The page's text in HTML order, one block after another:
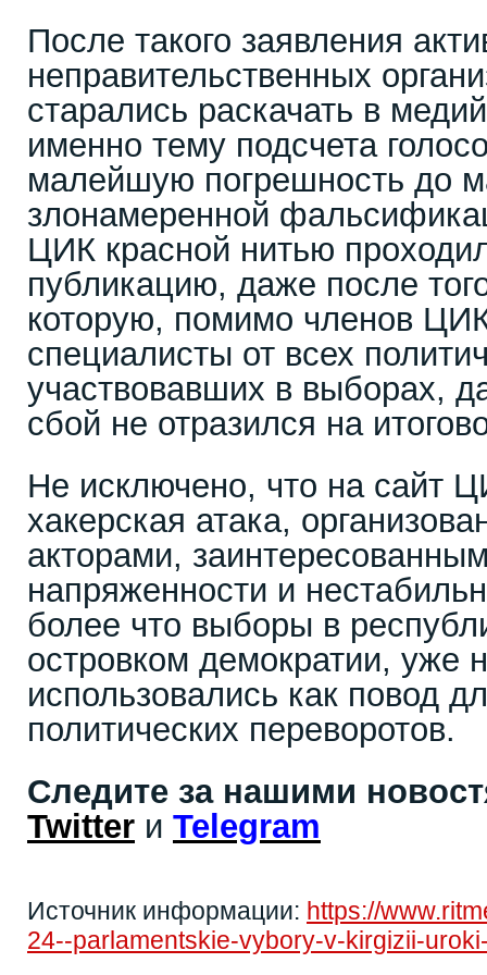
После такого заявления
неправительственных
старались раскачать в
именно тему подсчета
малейшую погрешность до
злонамеренной
ЦИК красной нитью
публикацию, даже после
которую, помимо членов
специалисты от всех
участвовавших в выборах,
сбой не отразился на
Не исключено, что на сайт
хакерская атака,
акторами,
напряженности и
более что выборы в
островком демократии, уже
использовались как повод
политических переворотов.
Следите за нашими
Twitter и Telegram
Источник информации: https://
24--parlamentskie-vybory-v-kirgizii-